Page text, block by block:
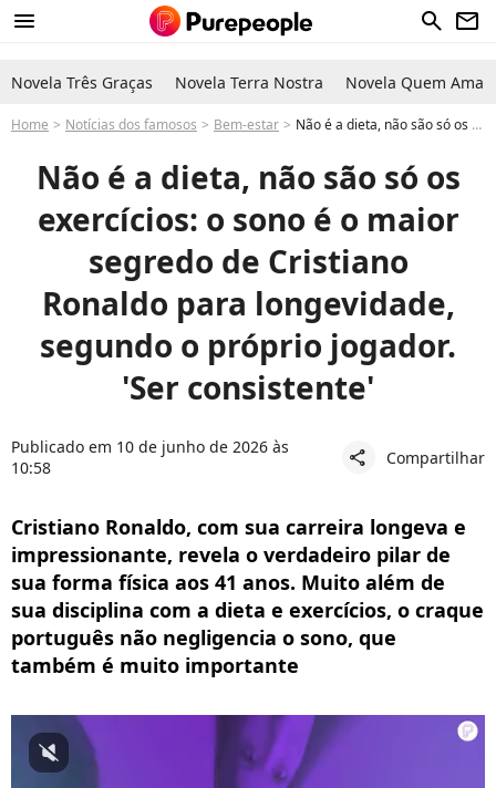
menu search newsletter
Novela Três Graças Novela Terra Nostra Novela Quem Ama
Home Notícias dos famosos Bem-estar Não é a dieta, não são só os exercícios: o sono é o maior segredo de Cristiano Ronaldo para longevidade, segundo o próprio jogador. 'Ser consistente'
Não é a dieta, não são só os
exercícios: o sono é o maior
segredo de Cristiano
Ronaldo para longevidade,
segundo o próprio jogador.
'Ser consistente'
Publicado em 10 de junho de 2026 às
10:58
share Compartilhar
Cristiano Ronaldo, com sua carreira longeva e
impressionante, revela o verdadeiro pilar de
sua forma física aos 41 anos. Muito além de
sua disciplina com a dieta e exercícios, o craque
português não negligencia o sono, que
também é muito importante